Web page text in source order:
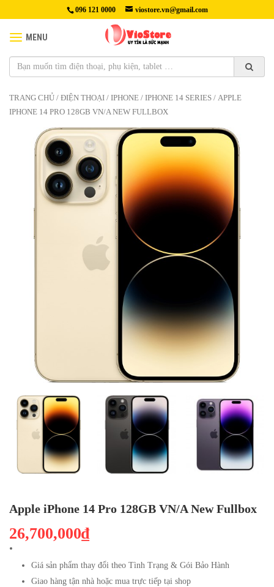
096 121 0000 viostore.vn@gmail.com
MENU
TRANG CHỦ / ĐIỆN THOẠI / IPHONE / IPHONE 14 SERIES / APPLE
IPHONE 14 PRO 128GB VN/A NEW FULLBOX
Apple iPhone 14 Pro 128GB VN/A New Fullbox
26,700,000₫
Giá sản phẩm thay đổi theo Tình Trạng & Gói Bảo Hành
Giao hàng tận nhà hoặc mua trực tiếp tại shop